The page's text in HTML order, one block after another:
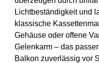
Lichtbeständigkeit und
klassische
Gehäuse oder offene
Gelenkarm – das
Balkon zuverlässig vor